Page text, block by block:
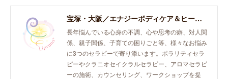
宝塚・大阪／エナジーボディケア＆ヒーリング「癒し、育て、らしく生きる。」おとなとこどものセラピースペース。
長年悩んでいる心身の不調、心や思考の癖、対人関
係、親子関係、子育ての困りごと等、様々なお悩み
に3つのセラピーで寄り添います。ポラリティセラ
ピーやクラニオセイクラルセラピー、アロマセラピ
ーの施術、カウンセリング、ワークショップを提